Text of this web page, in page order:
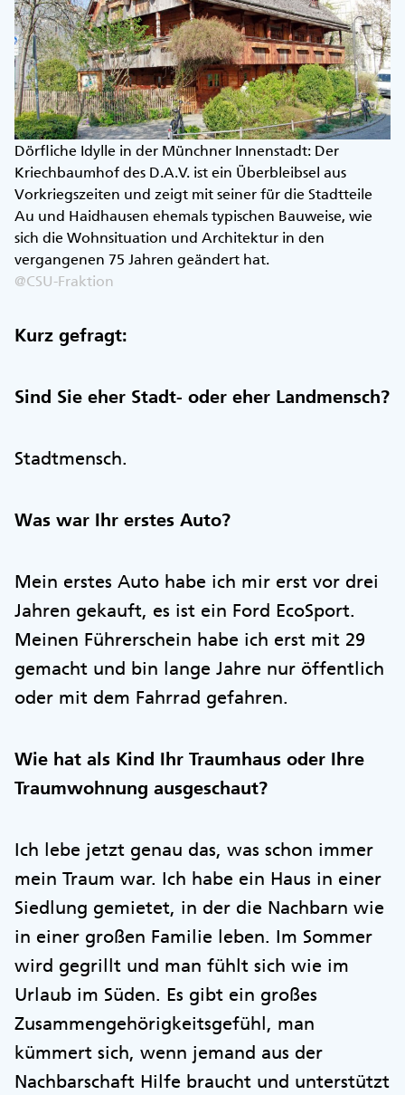
Dörfliche Idylle in der Münchner Innenstadt: Der
Kriechbaumhof des D.A.V. ist ein Überbleibsel aus
Vorkriegszeiten und zeigt mit seiner für die Stadtteile
Au und Haidhausen ehemals typischen Bauweise, wie
sich die Wohnsituation und Architektur in den
vergangenen 75 Jahren geändert hat.
@CSU-Fraktion
Kurz gefragt:
Sind Sie eher Stadt- oder eher Landmensch?
Stadtmensch.
Was war Ihr erstes Auto?
Mein erstes Auto habe ich mir erst vor drei
Jahren gekauft, es ist ein Ford EcoSport.
Meinen Führerschein habe ich erst mit 29
gemacht und bin lange Jahre nur öffentlich
oder mit dem Fahrrad gefahren.
Wie hat als Kind Ihr Traumhaus oder Ihre
Traumwohnung ausgeschaut?
Ich lebe jetzt genau das, was schon immer
mein Traum war. Ich habe ein Haus in einer
Siedlung gemietet, in der die Nachbarn wie
in einer großen Familie leben. Im Sommer
wird gegrillt und man fühlt sich wie im
Urlaub im Süden. Es gibt ein großes
Zusammengehörigkeitsgefühl, man
kümmert sich, wenn jemand aus der
Nachbarschaft Hilfe braucht und unterstützt